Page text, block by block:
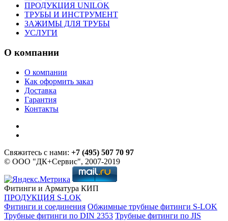
ПРОДУКЦИЯ UNILOK
ТРУБЫ И ИНСТРУМЕНТ
ЗАЖИМЫ ДЛЯ ТРУБЫ
УСЛУГИ
О компании
О компании
Как оформить заказ
Доставка
Гарантия
Контакты
Свяжитесь с нами: +7 (495) 507 70 97
© ООО "ДК+Сервис", 2007-2019
Фитинги и Арматура КИП
ПРОДУКЦИЯ S-LOK
Фитинги и соединения Обжимные трубные фитинги S-LOK
Трубные фитинги по DIN 2353 Трубные фитинги по JIS